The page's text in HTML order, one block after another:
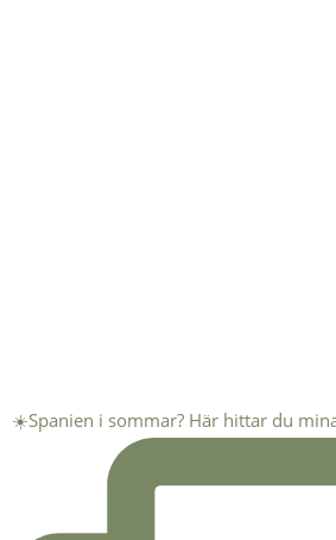
☀️Spanien i sommar? Här hittar du